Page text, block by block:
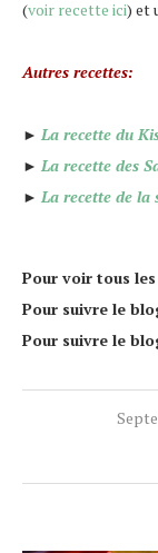
(voir recette ici) et
Autres recettes:
►La recette du
►La recette des
►La recette de la
Pour voir tous
Pour suivre le
Pour suivre le